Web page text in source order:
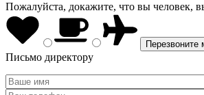
Пожалуйста, докажите, что вы человек,
Письмо директору